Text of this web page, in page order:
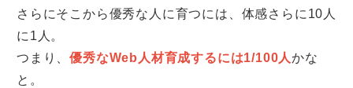
さらにそこから優秀な人に育つには、体感さらに10人
に1人。
つまり、優秀なWeb人材育成するには1/100人かな
と。